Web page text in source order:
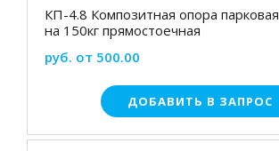
КП-4.8 Композитная опора
на 150кг прямостоечная
руб. от 500.00
ДОБАВИТЬ В ЗАПРОС